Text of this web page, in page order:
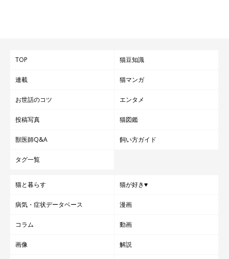
TOP 猫豆知識
連載 猫マンガ
お世話のコツ エンタメ
投稿写真 猫図鑑
獣医師Q&A 飼い方ガイド
タグ一覧
猫と暮らす 猫が好き♥
病気・症状データベース 漫画
コラム 動画
画像 解説